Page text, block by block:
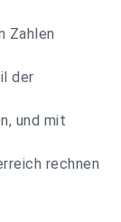
Zahlen
der
und mit
rechnen